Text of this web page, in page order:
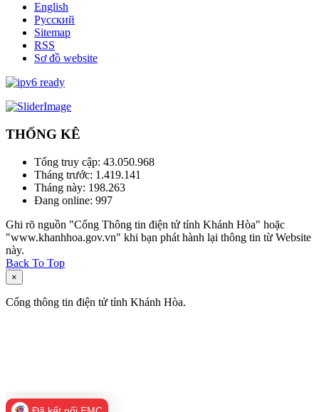
English
Русский
Sitemap
RSS
Sơ đồ website
THỐNG KÊ
Tổng truy cập: 43.050.968
Tháng trước: 1.419.141
Tháng này: 198.263
Đang online: 997
Ghi rõ nguồn "Cổng Thông tin điện tử tỉnh Khánh Hòa" hoặc
"www.khanhhoa.gov.vn" khi bạn phát hành lại thông tin từ Website
này.
Back To Top
×
Cổng thông tin điện tử tỉnh Khánh Hòa.